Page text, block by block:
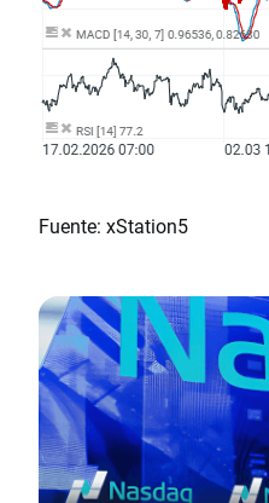
Fuente: xStation5